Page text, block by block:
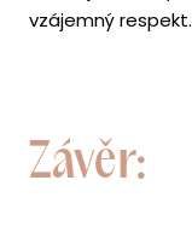
vzájemný respekt.
Závěr: